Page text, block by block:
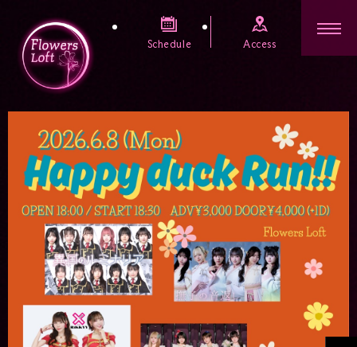
Schedule Access